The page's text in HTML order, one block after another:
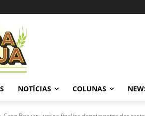
NOTÍCIAS COLUNAS